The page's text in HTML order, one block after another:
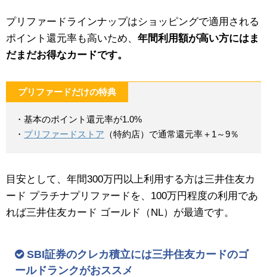
プリファードラインナップはショッピングで適用される
ポイント還元率も高いため、 年間利用額が高い方にはま
だまだお得なカードです。
プリファードだけの特典
・基本のポイント還元率が1.0%
・ プリファードストア （特約店）で通常還元率＋1～9％
目安として、年間300万円以上利用する方は三井住友カ
ード プラチナプリファードを、100万円程度の利用であ
れば三井住友カード ゴールド（NL）が最適です。
SBI証券のクレカ積立には三井住友カードのゴ
ールドランクがおススメ